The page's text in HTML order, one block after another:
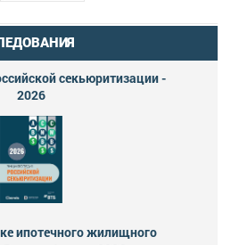
секьюритизации -
2026
ипотечного жилищного